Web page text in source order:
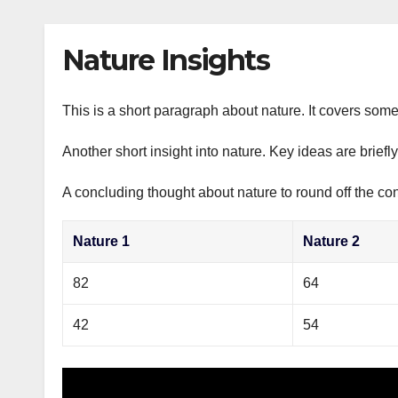
Nature Insights
This is a short paragraph about nature. It covers
Another short insight into nature. Key ideas are
A concluding thought about nature to round off the
Nature 1 Nature 2
82 64
42 54